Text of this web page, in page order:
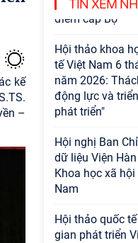
kế
–
TIN XEM
Chương trình
điểm cấp Bộ
Hội thảo khoa
tế Việt Nam 6
năm 2026:
động lực và
phát triển"
Hội nghị Ban
dữ liệu Viện
Khoa học xã hội
Nam
Hội thảo quốc
gian phát triển